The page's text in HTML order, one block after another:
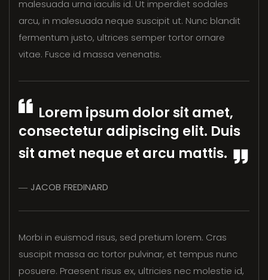
malesuada urna iaculis id. Ut imperdiet sodales
arcu, in malesuada neque suscipit ut. Nunc blandit
fermentum justo, ultrices semper tortor ornare
vitae. Fusce id massa venenatis.
Lorem ipsum dolor sit amet,
consectetur adipiscing elit. Duis
sit amet neque et arcu mattis.
JACOB FREDINARD
Morbi in euismod risus, sed pretium lorem. Cras
suscipit massa ac tortor pulvinar, et tempus nunc
posuere. Praesent risus ex, ultricies nec molestie id,